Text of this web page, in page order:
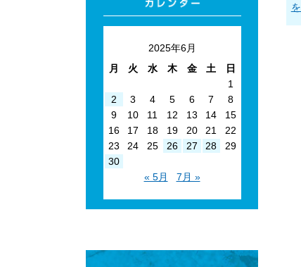
2025年6月
月
火 水 木 金 土
日
1
2
3 4 5 6 7
8
9
10 11 12 13 14
15
16
17 18 19 20 21
22
23
24 25 26 27 28
29
30
« 5月
7月 »